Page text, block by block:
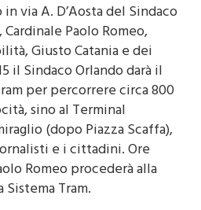
via A. D’Aosta del Sindaco
Paolo Romeo,
Giusto Catania e dei
il Sindaco Orlando darà il
per percorrere circa 800
sino al Terminal
(dopo Piazza Scaffa),
e i cittadini. Ore
Romeo procederà alla
Tram.